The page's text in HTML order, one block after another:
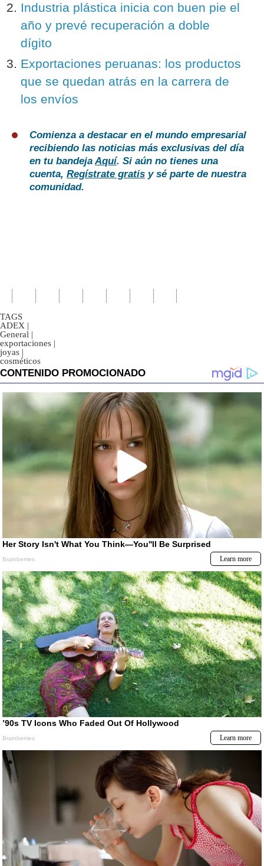
Industria plástica inicia con buen pie el
año y prevé recuperación a doble
dígito
Exportaciones peruanas: los productos
que se quedan atrás en la carrera de
los envíos
Comienza a destacar en el mundo empresarial
recibiendo las noticias más exclusivas del día
en tu bandejaAquí. Si aún no tienes una
cuenta, Regístrate gratis y sé parte de nuestra
comunidad.
TAGS
ADEX |
General |
exportaciones |
joyas |
cosméticos